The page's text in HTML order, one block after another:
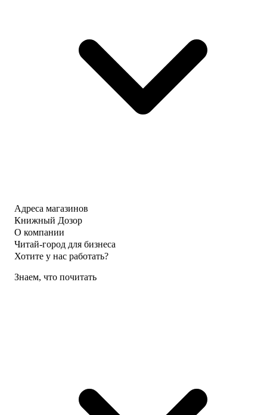
Адреса магазинов
Книжный Дозор
О компании
Читай-город для бизнеса
Хотите у нас работать?
Знаем, что почитать